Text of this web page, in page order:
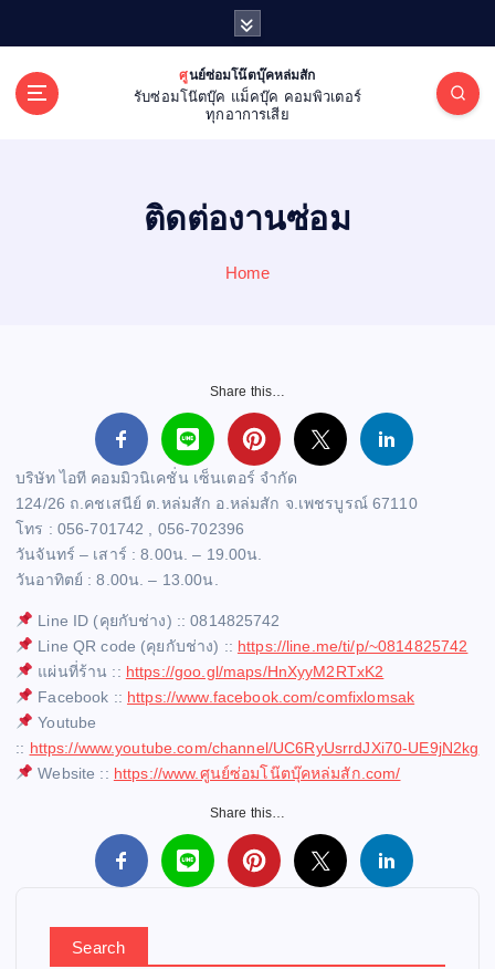
ศูนย์ซ่อมโน๊ตบุ๊คหล่มสัก
รับซ่อมโน๊ตบุ๊ค แม็คบุ๊ค คอมพิวเตอร์
ทุกอาการเสีย
ติดต่องานซ่อม
Home
Share this…
บริษัท ไอที คอมมิวนิเคชั่น เซ็นเตอร์ จำกัด
124/26 ถ.คชเสนีย์ ต.หล่มสัก อ.หล่มสัก จ.เพชรบูรณ์ 67110
โทร : 056-701742 , 056-702396
วันจันทร์ – เสาร์ : 8.00น. – 19.00น.
วันอาทิตย์ : 8.00น. – 13.00น.
Line ID (คุยกับช่าง) :: 0814825742
Line QR code (คุยกับช่าง) :: https://line.me/ti/p/~0814825742
แผ่นที่ร้าน :: https://goo.gl/maps/HnXyyM2RTxK2
Facebook :: https://www.facebook.com/comfixlomsak
Youtube
:: https://www.youtube.com/channel/UC6RyUsrrdJXi70-UE9jN2kg
Website :: https://www.ศูนย์ซ่อมโน๊ตบุ๊คหล่มสัก.com/
Share this…
Search